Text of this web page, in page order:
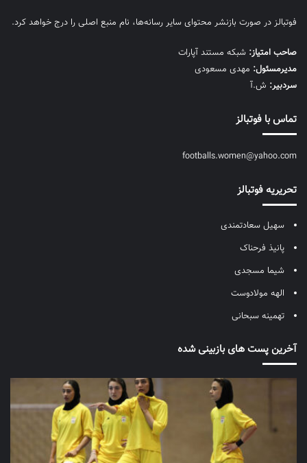
فوتبالز در صورت بازنشر محتوای سایر رسانه‌ها، نام منبع اصلی را درج خواهد کرد.
صاحب امتیاز: شبکه مستند آپارات
مديرمسئول: مهدی مسعودی
سردبیر: ش.آ
تماس با فوتبالز
footballs.women@yahoo.com
تحریریه فوتبالز
سهیل سعادتمندی
پانیذ فرحناک
شیما مسجدی
الهه مولادوست
تهمینه سبحانی
آخرین پست های بازبینی شده